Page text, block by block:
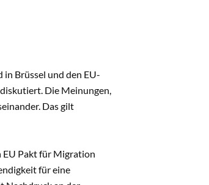
Brüssel und den EU-
Die Meinungen,
Das gilt
EU Pakt für Migration
für eine